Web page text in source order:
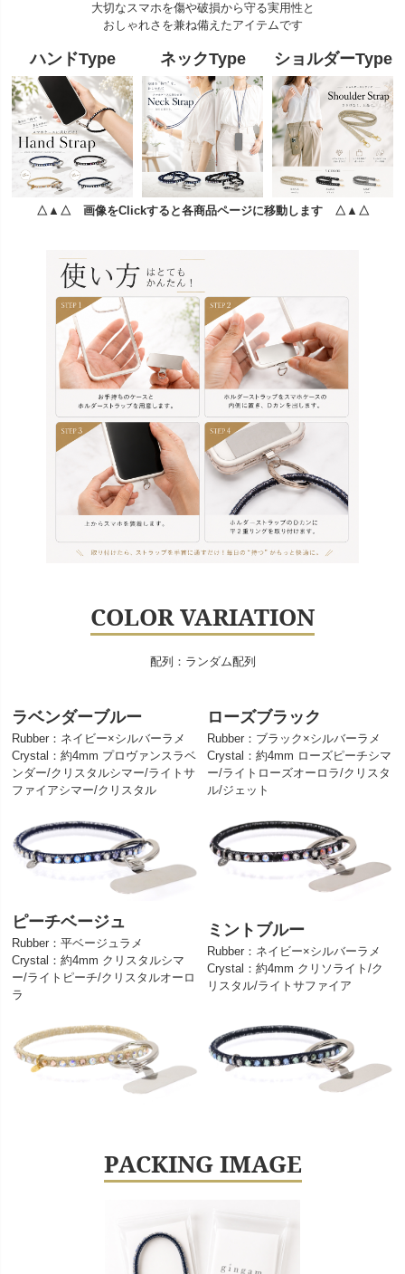
大切なスマホを傷や破損から守る実用性と
おしゃれさを兼ね備えたアイテムです
ハンドType ネックType ショルダーType
△▲△ 画像をClickすると各商品ページに移動します △▲△
COLOR VARIATION
配列：ランダム配列
ラベンダーブルー
Rubber：ネイビー×シルバーラメ
Crystal：約4mm プロヴァンスラベ
ンダー/クリスタルシマー/ライトサ
ファイアシマー/クリスタル
ローズブラック
Rubber：ブラック×シルバーラメ
Crystal：約4mm ローズピーチシマ
ー/ライトローズオーロラ/クリスタ
ル/ジェット
ピーチベージュ
Rubber：平ベージュラメ
Crystal：約4mm クリスタルシマ
ー/ライトピーチ/クリスタルオーロ
ラ
ミントブルー
Rubber：ネイビー×シルバーラメ
Crystal：約4mm クリソライト/ク
リスタル/ライトサファイア
PACKING IMAGE